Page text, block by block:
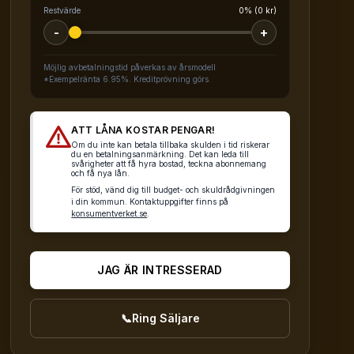
Restvärde 0% (0 kr)
- +
Möjlig avbetalningstid påverkas av årsmodell
*Exempelränta 6.95%. Kreditprövning görs.
ATT LÅNA KOSTAR PENGAR!
Om du inte kan betala tillbaka skulden i tid riskerar
du en betalningsanmärkning. Det kan leda till
svårigheter att få hyra bostad, teckna abonnemang
och få nya lån.
För stöd, vänd dig till budget- och skuldrådgivningen
i din kommun. Kontaktuppgifter finns på
konsumentverket.se
JAG ÄR INTRESSERAD
📞Ring Säljare